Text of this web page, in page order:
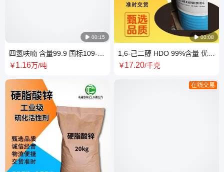
 00:15
四氢呋喃 含量99.9 国标109-
99-9 医药级 规格200kg 工业级
￥1.16万/吨
 00:08
1,6-己二醇 HDO 99%含量 优级
品 白色针状结晶 629-11-8 生
￥17.20/千克
在线交易